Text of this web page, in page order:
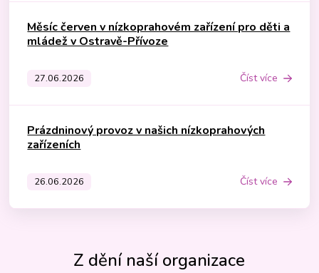
Měsíc červen v nízkoprahovém zařízení pro děti a
mládež v Ostravě-Přívoze
27.06.2026 Číst více
Prázdninový provoz v našich nízkoprahových
zařízeních
26.06.2026 Číst více
Z dění naší organizace